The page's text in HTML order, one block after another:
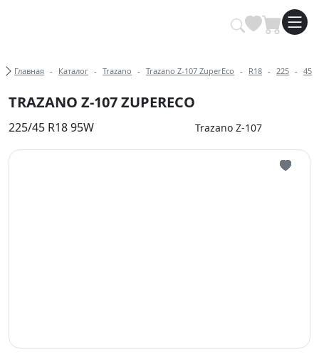
Купить автомобильные шины
Хлебные крошки
Главная Каталог Trazano Trazano Z-107 ZuperEco R18 225 45
TRAZANO Z-107 ZUPERECO
225/45 R18 95W Trazano Z-107